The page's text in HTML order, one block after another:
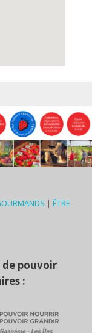
| ÊTRE
de pouvoir
: